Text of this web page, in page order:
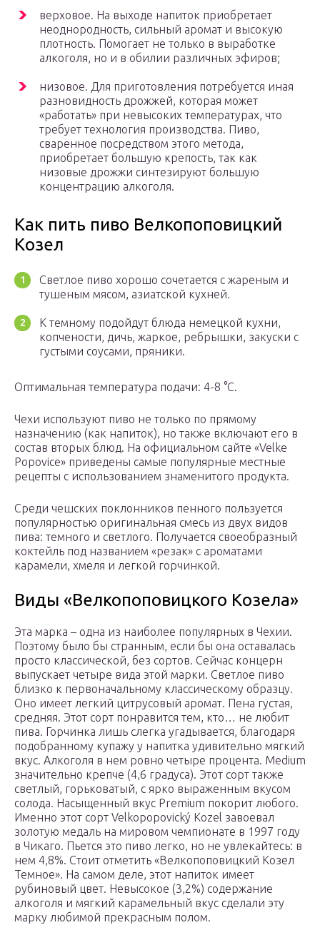
верховое. На выходе напиток приобретает
неоднородность, сильный аромат и высокую
плотность. Помогает не только в выработке
алкоголя, но и в обилии различных эфиров;
низовое. Для приготовления потребуется иная
разновидность дрожжей, которая может
«работать» при невысоких температурах, что
требует технология производства. Пиво,
сваренное посредством этого метода,
приобретает большую крепость, так как
низовые дрожжи синтезируют большую
концентрацию алкоголя.
Как пить пиво Велкопоповицкий
Козел
Светлое пиво хорошо сочетается с жареным и
тушеным мясом, азиатской кухней.
К темному подойдут блюда немецкой кухни,
копчености, дичь, жаркое, ребрышки, закуски с
густыми соусами, пряники.
Оптимальная температура подачи: 4-8 °C.
Чехи используют пиво не только по прямому
назначению (как напиток), но также включают его в
состав вторых блюд. На официальном сайте «Velke
Popovice» приведены самые популярные местные
рецепты с использованием знаменитого продукта.
Среди чешских поклонников пенного пользуется
популярностью оригинальная смесь из двух видов
пива: темного и светлого. Получается своеобразный
коктейль под названием «резак» с ароматами
карамели, хмеля и легкой горчинкой.
Виды «Велкопоповицкого Козела»
Эта марка – одна из наиболее популярных в Чехии.
Поэтому было бы странным, если бы она оставалась
просто классической, без сортов. Сейчас концерн
выпускает четыре вида этой марки. Светлое пиво
близко к первоначальному классическому образцу.
Оно имеет легкий цитрусовый аромат. Пена густая,
средняя. Этот сорт понравится тем, кто… не любит
пива. Горчинка лишь слегка угадывается, благодаря
подобранному купажу у напитка удивительно мягкий
вкус. Алкоголя в нем ровно четыре процента. Medium
значительно крепче (4,6 градуса). Этот сорт также
светлый, горьковатый, с ярко выраженным вкусом
солода. Насыщенный вкус Premium покорит любого.
Именно этот сорт Velkopopovický Kozel завоевал
золотую медаль на мировом чемпионате в 1997 году
в Чикаго. Пьется это пиво легко, но не увлекайтесь: в
нем 4,8%. Стоит отметить «Велкопоповицкий Козел
Темное». На самом деле, этот напиток имеет
рубиновый цвет. Невысокое (3,2%) содержание
алкоголя и мягкий карамельный вкус сделали эту
марку любимой прекрасным полом.